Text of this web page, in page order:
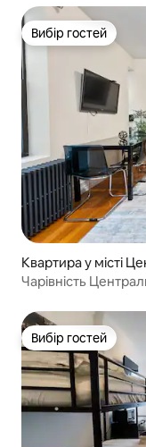
Вибір гостей
Вибір гостей
Квартира у місті
Чарівність
Вибір гостей
Вибір гостей